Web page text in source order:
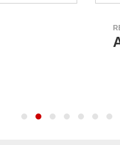
AC/DC- & DC/DC-